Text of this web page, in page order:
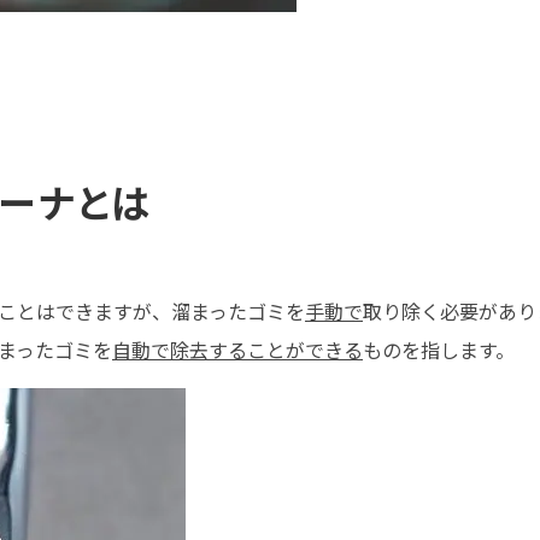
ナとは
とはできますが、溜まったゴミを手動で取り除く必要があ
ったゴミを自動で除去することができるものを指します。